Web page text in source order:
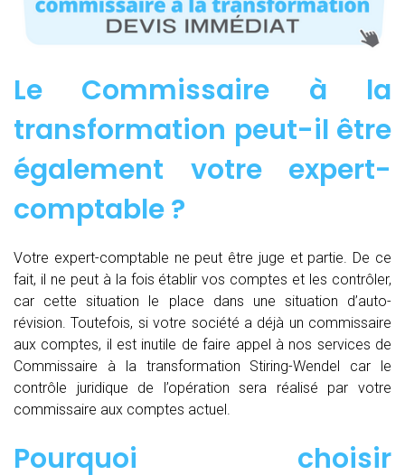
Le Commissaire à la
transformation peut-il être
également votre expert-
comptable ?
Votre expert-comptable ne peut être juge et partie. De ce
fait, il ne peut à la fois établir vos comptes et les contrôler,
car cette situation le place dans une situation d’auto-
révision. Toutefois, si votre société a déjà un commissaire
aux comptes, il est inutile de faire appel à nos services de
Commissaire à la transformation Stiring-Wendel car le
contrôle juridique de l’opération sera réalisé par votre
commissaire aux comptes actuel.
Pourquoi choisir